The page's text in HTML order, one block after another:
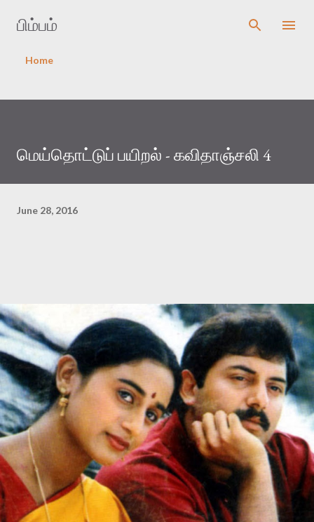
பிம்பம்
Home
மெய்தொட்டுப் பயிறல் - கவிதாஞ்சலி 4
June 28, 2016